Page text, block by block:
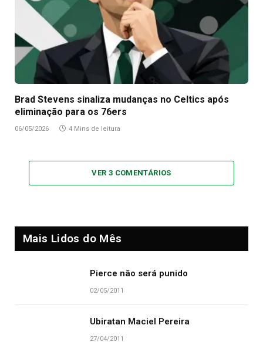
Brad Stevens sinaliza mudanças no Celtics após
eliminação para os 76ers
06/05/2026 4 Mins de leitura
VER 3 COMENTÁRIOS
Mais Lidos do Mês
Pierce não será punido
02/05/2011
Ubiratan Maciel Pereira
27/04/2011